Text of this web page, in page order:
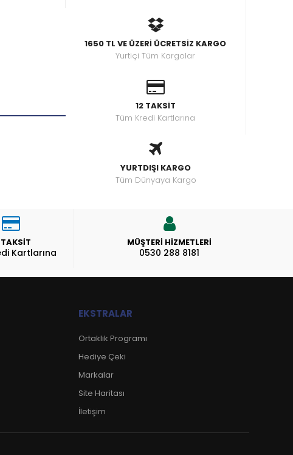
1650 TL VE ÜZERİ ÜCRETSİZ KARGO
Yurtiçi Tüm Kargolar
12 TAKSİT
Tüm Kredi Kartlarına
YURTDIŞI KARGO
Tüm Dünyaya Kargo
TAKSİT
Kartlarına
MÜŞTERI HIZMETLERI
0530 288 8181
EKSTRALAR
Ortaklık Programı
Hediye Çeki
Markalar
Site Haritası
İletişim